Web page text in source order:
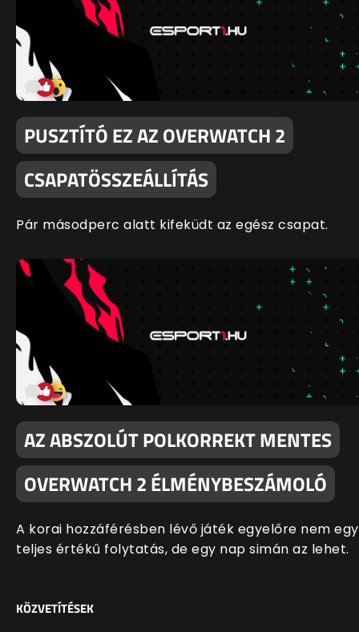
PUSZTÍTÓ EZ AZ OVERWATCH 2
CSAPATÖSSZEÁLLÍTÁS
Pár másodperc alatt kifeküdt az egész csapat.
AZ ABSZOLÚT POLKORREKT MENTES
OVERWATCH 2 ÉLMÉNYBESZÁMOLÓ
A korai hozzáférésben lévő játék egyelőre nem egy
teljes értékű folytatás, de egy nap simán az lehet.
KÖZVETÍTÉSEK